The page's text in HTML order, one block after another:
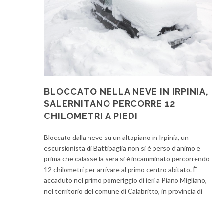
BLOCCATO NELLA NEVE IN IRPINIA,
SALERNITANO PERCORRE 12
CHILOMETRI A PIEDI
Bloccato dalla neve su un altopiano in Irpinia, un
escursionista di Battipaglia non si è perso d’animo e
prima che calasse la sera si è incamminato percorrendo
12 chilometri per arrivare al primo centro abitato. È
accaduto nel primo pomeriggio di ieri a Piano Migliano,
nel territorio del comune di Calabritto, in provincia di